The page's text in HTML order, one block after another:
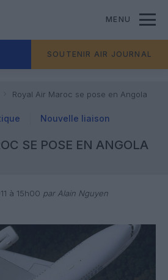
MENU
SOUTENIR AIR JOURNAL
Royal Air Maroc se pose en Angola
Nouvelle liaison
SE POSE EN ANGOLA
à 15h00 par Alain Nguyen